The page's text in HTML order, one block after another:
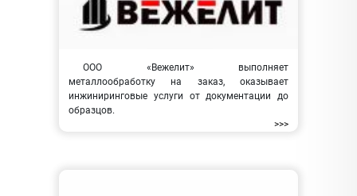
ООО «Вежелит» выполняет
металлообработку на заказ, оказывает
инжиниринговые услуги от документации до
образцов.
>>>